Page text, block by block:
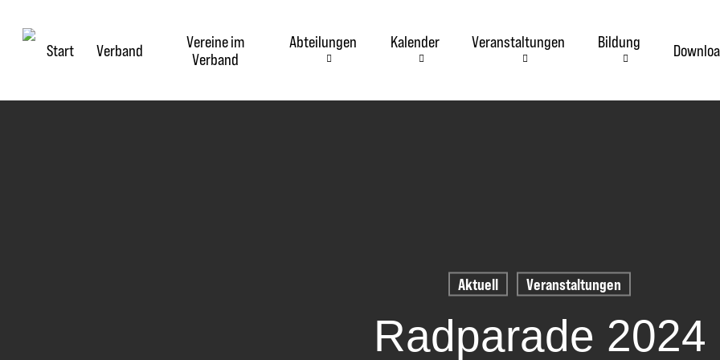
Start Verband
Vereine im
Verband
Abteilungen Kalender Veranstaltungen Bildung
Aktuell Veranstaltungen
Radparade 2024